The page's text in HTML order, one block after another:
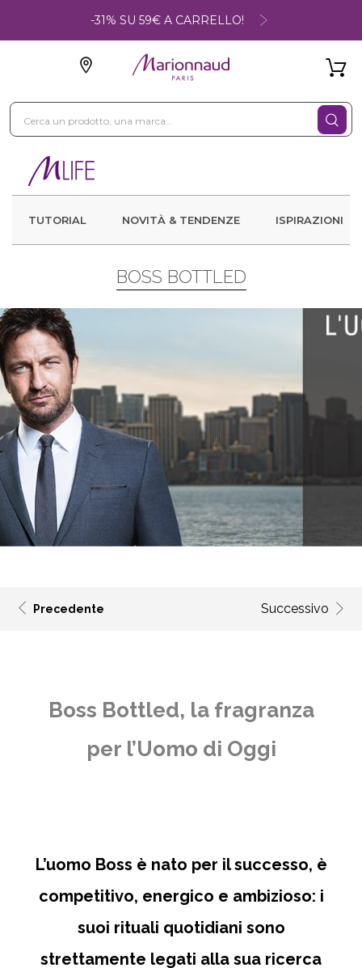
-31% SU 59€ A CARRELLO!
TUTORIAL NOVITÀ & TENDENZE ISPIRAZIONI
BOSS BOTTLED
Precedente Successivo
Boss Bottled, la fragranza
per l’Uomo di Oggi
L’uomo Boss è nato per il successo, è
competitivo, energico e ambizioso: i
suoi rituali quotidiani sono
strettamente legati alla sua ricerca